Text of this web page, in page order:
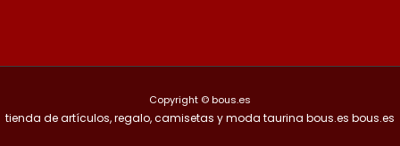
Copyright © bous.es
tienda de artículos, regalo, camisetas y moda taurina bous.es bous.es